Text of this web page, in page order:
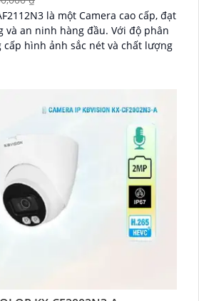
là một Camera cao cấp, đạt
hàng đầu. Với độ phân
cấp hình ảnh sắc nét và chất lượng